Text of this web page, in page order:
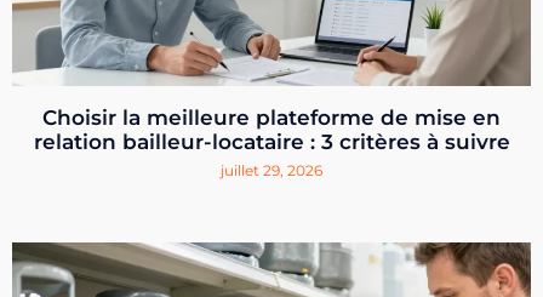
Choisir la meilleure plateforme de mise en
relation bailleur-locataire : 3 critères à suivre
juillet 29, 2026